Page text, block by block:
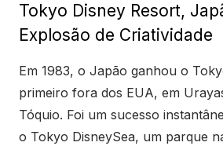
Tokyo Disney Resort,
Explosão de Criatividade
Em 1983, o Japão ganhou o
primeiro fora dos EUA, em
Tóquio. Foi um sucesso
o Tokyo DisneySea, um parque